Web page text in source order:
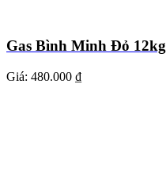
Gas Bình Minh Đỏ 12kg
Giá: 480.000 ₫